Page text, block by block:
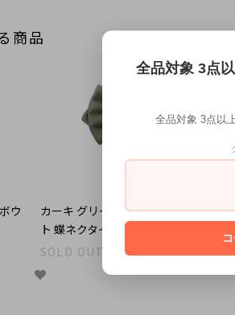
商品
ウ
カーキ グリーン ポインテッド 無地 ソ
ト 蝶ネクタイ ボウタイ
SOLD OUT
全品対象 3点
全品対象 3点以